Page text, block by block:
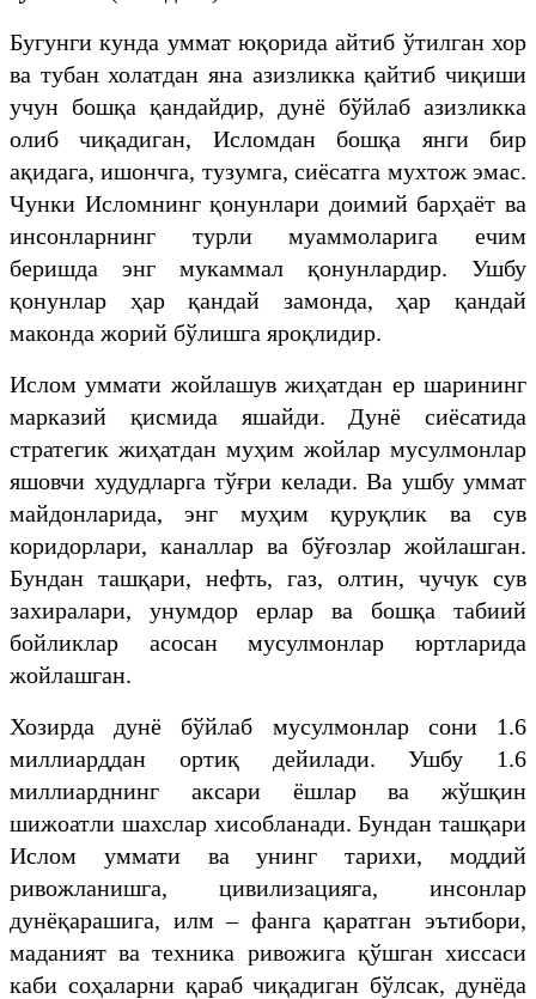
Бугунги кунда уммат юқорида айтиб ўтилган хор
ва тубан холатдан яна азизликка қайтиб чиқиши
учун бошқа қандайдир, дунё бўйлаб азизликка
олиб чиқадиган, Исломдан бошқа янги бир
ақидага, ишончга, тузумга, сиёсатга мухтож эмас.
Чунки Исломнинг қонунлари доимий барҳаёт ва
инсонларнинг турли муаммоларига ечим
беришда энг мукаммал қонунлардир. Ушбу
қонунлар ҳар қандай замонда, ҳар қандай
маконда жорий бўлишга яроқлидир.
Ислом уммати жойлашув жиҳатдан ер шарининг
марказий қисмида яшайди. Дунё сиёсатида
стратегик жиҳатдан муҳим жойлар мусулмонлар
яшовчи худудларга тўғри келади. Ва ушбу уммат
майдонларида, энг муҳим қуруқлик ва сув
коридорлари, каналлар ва бўғозлар жойлашган.
Бундан ташқари, нефть, газ, олтин, чучук сув
захиралари, унумдор ерлар ва бошқа табиий
бойликлар асосан мусулмонлар юртларида
жойлашган.
Хозирда дунё бўйлаб мусулмонлар сони 1.6
миллиарддан ортиқ дейилади. Ушбу 1.6
миллиарднинг аксари ёшлар ва жўшқин
шижоатли шахслар хисобланади. Бундан ташқари
Ислом уммати ва унинг тарихи, моддий
ривожланишга, цивилизацияга, инсонлар
дунёқарашига, илм – фанга қаратган эътибори,
маданият ва техника ривожига қўшган хиссаси
каби соҳаларни қараб чиқадиган бўлсак, дунёда